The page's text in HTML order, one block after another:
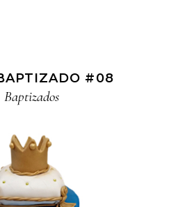
#08
Baptizados